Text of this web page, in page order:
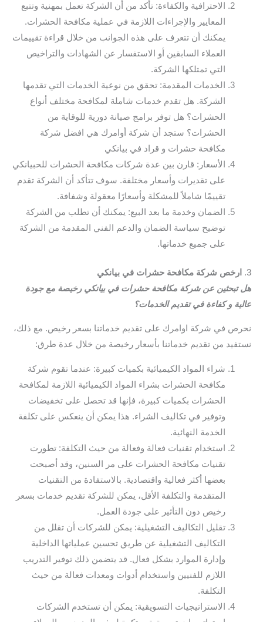
الاحترافية والكفاءة: تأكد من أن الشركة تعمل بمهنية وتتبع
المعايير والإجراءات اللازمة في عملية مكافحة الحشرات.
يمكنك أن تتعرف على هذه الجوانب من خلال قراءة تقييمات
العملاء السابقين أو الاستفسار عن الشهادات والتراخيص
التي تمتلكها الشركة.
الخدمات المقدمة: تحقق من نوعية الخدمات التي تقدمها
الشركة. هل تقدم خدمات شاملة لمكافحة مختلف أنواع
الحشرات؟ هل توفر برامج صيانة دورية للوقاية من
الحشرات؟ ستجد أن شركة أوامرك هي افضل شركة
مكافحة حشرات و قراد في بيانكي
الأسعار: قارن بين عدة شركات مكافحة الحشرات للحبيانكي
على تقديرات وأسعار مختلفة. سوف تتأكد أن الشركة تقدم
تقييمًا شاملاً للمشكلة وأسعارًا معقولة وشفافة.
الضمان وخدمة ما بعد البيع: يمكنك أن تطلب من الشركة
توضيح سياسة الضمان والدعم الفني المقدمة من الشركة
على جميع خدماتها.
3.
ارخص شركة مكافحة حشرات في بيانكي
هل تبحثين عن شركة مكافحة حشرات في بيانكي رخيصة مع جودة
عالية و كفاءة في تقديم الخدمات؟
نحرص في شركة اوامرك على تقديم خدماتنا بسعر رخيص. مع ذلك،
نستفيد من تقديم خدماتنا بأسعار رخيصة من خلال عدة طرق:
شراء المواد الكيميائية بكميات كبيرة: عندما تقوم شركة
مكافحة الحشرات بشراء المواد الكيميائية اللازمة لمكافحة
الحشرات بكميات كبيرة، فإنها قد تحصل على تخفيضات
وتوفير في تكاليف الشراء. هذا يمكن أن ينعكس على تكلفة
الخدمة النهائية.
استخدام تقنيات فعالة وفعالة من حيث التكلفة: تطورت
تقنيات مكافحة الحشرات على مر السنين، وقد أصبحت
بعضها أكثر فعالية واقتصادية. بالاستفادة من التقنيات
المتقدمة والتكلفة الأقل، يمكن للشركة تقديم خدمات بسعر
رخيص دون التأثير على جودة العمل.
تقليل التكاليف التشغيلية: يمكن للشركات أن تقلل من
التكاليف التشغيلية عن طريق تحسين عملياتها الداخلية
وإدارة الموارد بشكل فعال. قد يتضمن ذلك توفير التدريب
اللازم للفنيين واستخدام أدوات ومعدات فعالة من حيث
التكلفة.
الاستراتيجيات التسويقية: يمكن أن تستخدم الشركات